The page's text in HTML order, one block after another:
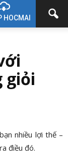
HOCMAI
giỏi
nhiều lợi thế –
điều đó.